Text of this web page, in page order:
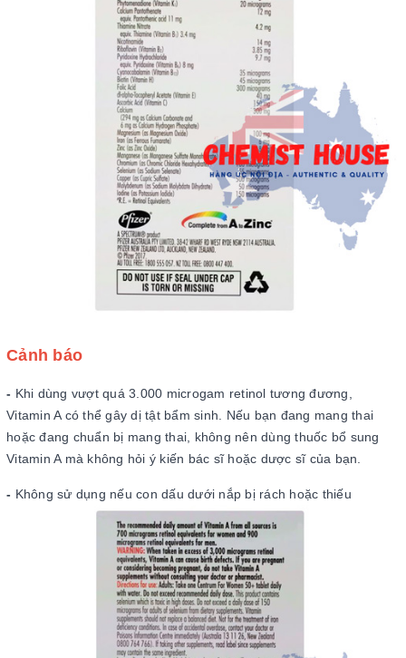
Cảnh báo
- Khi dùng vượt quá 3.000 microgam retinol tương đương,
Vitamin A có thể gây dị tật bẩm sinh. Nếu bạn đang mang thai
hoặc đang chuẩn bị mang thai, không nên dùng thuốc bổ sung
Vitamin A mà không hỏi ý kiến ​​bác sĩ hoặc dược sĩ của bạn.
- Không sử dụng nếu con dấu dưới nắp bị rách hoặc thiếu